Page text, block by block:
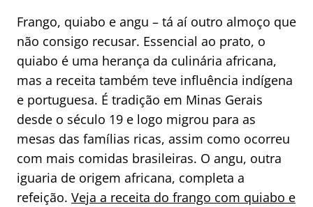
Frango, quiabo e angu – tá aí outro almoço que
não consigo recusar. Essencial ao prato, o
quiabo é uma herança da culinária africana,
mas a receita também teve influência indígena
e portuguesa. É tradição em Minas Gerais
desde o século 19 e logo migrou para as
mesas das famílias ricas, assim como ocorreu
com mais comidas brasileiras. O angu, outra
iguaria de origem africana, completa a
refeição. Veja a receita do frango com quiabo e